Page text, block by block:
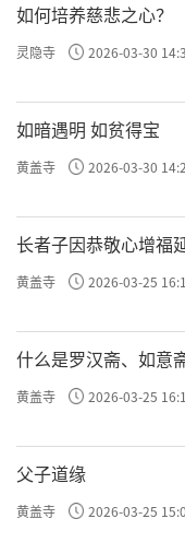
到这儿，就千万
会散乱昏沉了。
心，它也能自然
地练习，最后形
经文最后总结说
如何培养慈悲之心？
灵隐寺 2026-03-30
如暗遇明 如贫得宝
黄盖寺 2026-03-30
长者子因恭敬心增福
黄盖寺 2026-03-25
什么是罗汉斋、如意
黄盖寺 2026-03-25
父子道缘
黄盖寺 2026-03-25